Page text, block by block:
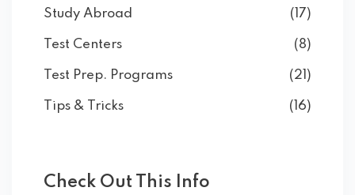
Study Abroad (17)
Test Centers (8)
Test Prep. Programs (21)
Tips & Tricks (16)
Check Out This Info